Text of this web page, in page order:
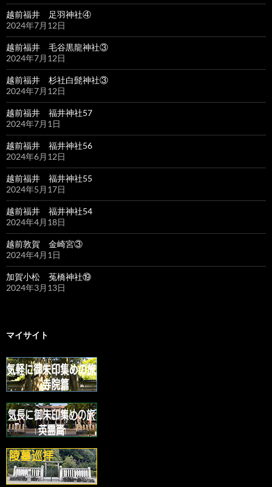
越前福井 足羽神社④
2024年7月12日
越前福井 毛谷黒龍神社③
2024年7月12日
越前福井 杉社白髭神社③
2024年7月12日
越前福井 福井神社57
2024年7月1日
越前福井 福井神社56
2024年6月12日
越前福井 福井神社55
2024年5月17日
越前福井 福井神社54
2024年4月18日
越前敦賀 金崎宮③
2024年4月1日
加賀小松 菟橋神社⑲
2024年3月13日
マイサイト